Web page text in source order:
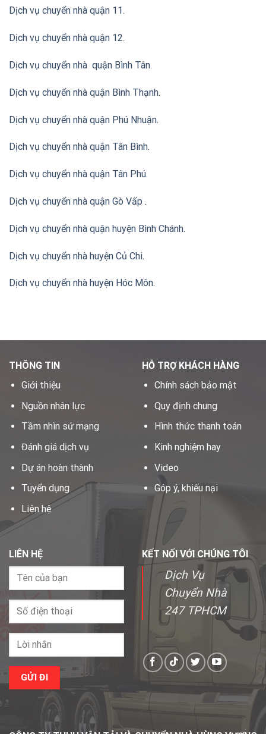
Dịch vụ chuyển nhà quận 11.
Dịch vụ chuyển nhà quận 12.
Dịch vụ chuyển nhà quận Bình Tân.
Dịch vụ chuyển nhà quận Bình Thạnh.
Dịch vụ chuyển nhà quận Phú Nhuận.
Dịch vụ chuyển nhà quận Tân Bình.
Dịch vụ chuyển nhà quận Tân Phú.
Dịch vụ chuyển nhà quận Gò Vấp .
Dịch vụ chuyển nhà quận huyện Bình Chánh.
Dịch vụ chuyển nhà huyện Củ Chi.
Dịch vụ chuyển nhà huyện Hóc Môn.
THÔNG TIN
Giới thiệu
Nguồn nhân lực
Tầm nhìn sứ mạng
Đánh giá dịch vụ
Dự án hoàn thành
Tuyển dụng
Liên hệ
HỖ TRỢ KHÁCH HÀNG
Chính sách bảo mật
Quy định chung
Hình thức thanh toán
Kinh nghiệm hay
Video
Góp ý, khiếu nại
LIÊN HỆ KẾT NỐI VỚI CHÚNG TÔI
Dịch Vụ
Chuyển Nhà
247 TPHCM